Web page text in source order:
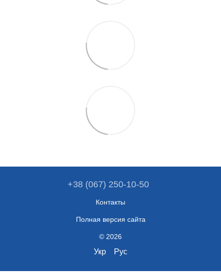
+38 (067) 250-10-50
Контакты
Полная версия сайта
© 2026
Укр Рус